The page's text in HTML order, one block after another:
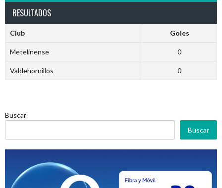
RESULTADOS
Club Goles
Metelinense 0
Valdehornillos 0
Buscar
Buscar